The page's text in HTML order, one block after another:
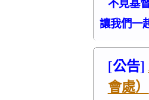
讓我們一
[公告]
會處）